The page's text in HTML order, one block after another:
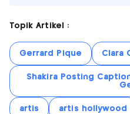
Topik Artikel :
Gerrard Pique Clara
Shakira Posting
artis artis hollywood